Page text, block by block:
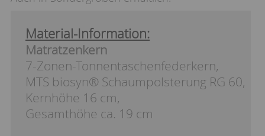
Material-Information:
Matratzenkern
7-Zonen-Tonnentaschenfederkern,
MTS biosyn® Schaumpolsterung RG 60,
Kernhöhe 16 cm,
Gesamthöhe ca. 19 cm